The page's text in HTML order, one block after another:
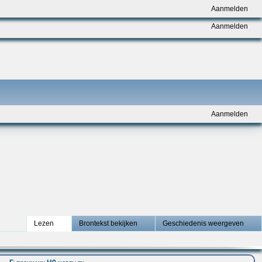
Aanmelden
Aanmelden
Aanmelden
Lezen Brontekst bekijken Geschiedenis weergeven